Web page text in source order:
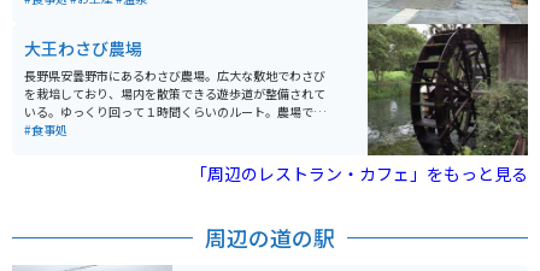
露天風呂・サウナが併設されています。男女の入浴エリ
アは月代わりで交代します。飲泉所もあり、五感を使っ
て温泉を堪能することができます。 営業時間は朝風呂が
5時から8時（最終受付7時30分、入浴は7時45分ま
で）、昼・夜風呂が10時から21時（最終受付20時20
所も併設されており、一日ゆっくり楽しむことができま
大王わさび農場
長野県安曇野市にあるわさび農場。広大な敷地でわさび
を栽培しており、場内を散策できる遊歩道が整備されて
いる。ゆっくり回って１時間くらいのルート。農場で採
れたわさびや湧き水使用したレストランやカフェも併設
#食事処
「周辺のレストラン・カフェ」をもっと見る
周辺の道の駅